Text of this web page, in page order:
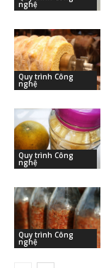
nghệ
Quy trình Công
nghệ
Quy trình Công
nghệ
Quy trình Công
nghệ